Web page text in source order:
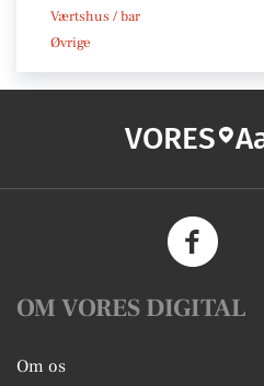
Værtshus / bar
Øvrige
VORES
OM VORES DIGITAL
Om os